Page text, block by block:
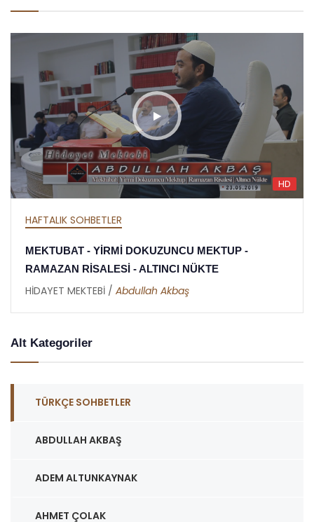
HD
HAFTALIK SOHBETLER
MEKTUBAT - YİRMİ DOKUZUNCU MEKTUP -
RAMAZAN RİSALESİ - ALTINCI NÜKTE
HİDAYET MEKTEBİ / Abdullah Akbaş
Alt Kategoriler
TÜRKÇE SOHBETLER
ABDULLAH AKBAŞ
ADEM ALTUNKAYNAK
AHMET ÇOLAK